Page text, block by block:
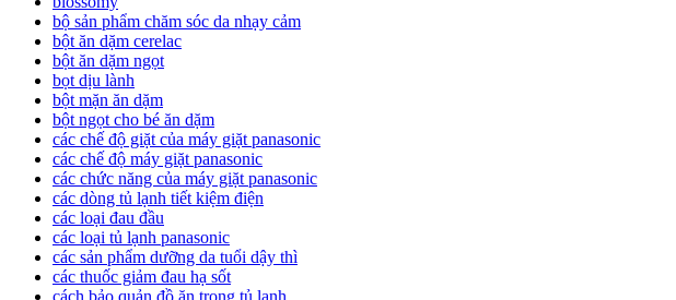
bộ sản phẩm chăm sóc da nhạy cảm
bột ăn dặm cerelac
bột ăn dặm ngọt
bọt dịu lành
bột mặn ăn dặm
bột ngọt cho bé ăn dặm
các chế độ giặt của máy giặt panasonic
các chế độ máy giặt panasonic
các chức năng của máy giặt panasonic
các dòng tủ lạnh tiết kiệm điện
các loại đau đầu
các loại tủ lạnh panasonic
các sản phẩm dưỡng da tuổi dậy thì
các thuốc giảm đau hạ sốt
cách bảo quản đồ ăn trong tủ lạnh